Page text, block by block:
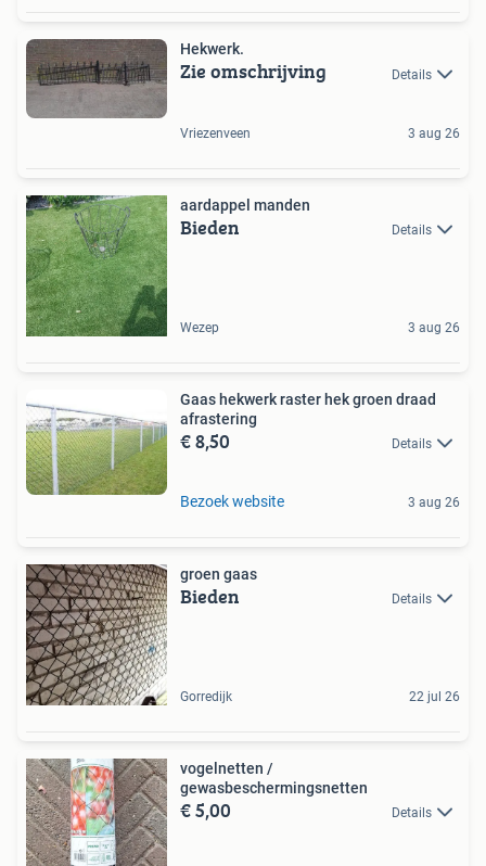
Hekwerk.
Zie omschrijving Details
Vriezenveen 3 aug 26
aardappel manden
Bieden Details
Wezep 3 aug 26
Gaas hekwerk raster hek groen draad
afrastering
€ 8,50 Details
Bezoek website 3 aug 26
groen gaas
Bieden Details
Gorredijk 22 jul 26
vogelnetten /
gewasbeschermingsnetten
€ 5,00 Details